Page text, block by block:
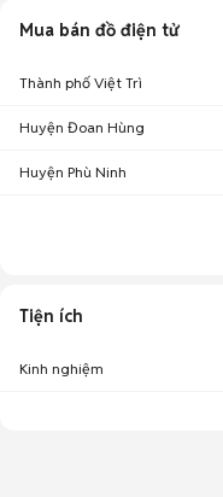
Mua bán đồ điện tử
Thành phố Việt Trì
Huyện Đoan Hùng
Huyện Phù Ninh
Tiện ích
Kinh nghiệm